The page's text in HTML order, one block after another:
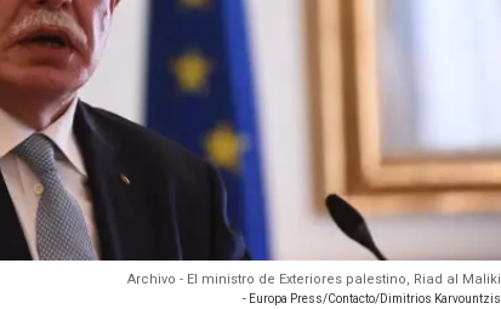
Archivo - El ministro de Exteriores palestino, Riad al Maliki
- Europa Press/Contacto/Dimitrios Karvountzis